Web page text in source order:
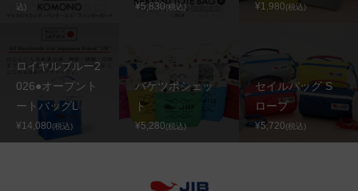
込)
¥5,830(税込) ¥1,980(税込)
ロイヤルブルー2
026●オープント
ートバッグL
¥14,080(税込)
バケツポシェッ
ト
¥5,280(税込)
セイルバッグ S
ロープ
¥5,720(税込)